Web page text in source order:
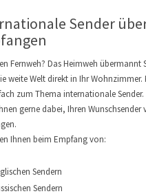
Sender
Fernweh? Das Heimweh übermannt
weite Welt direkt in Ihr Wohnzimmer.
zum Thema internationale Sender.
gerne dabei, Ihren Wunschsender
Ihnen beim Empfang von:
Sendern
Sendern